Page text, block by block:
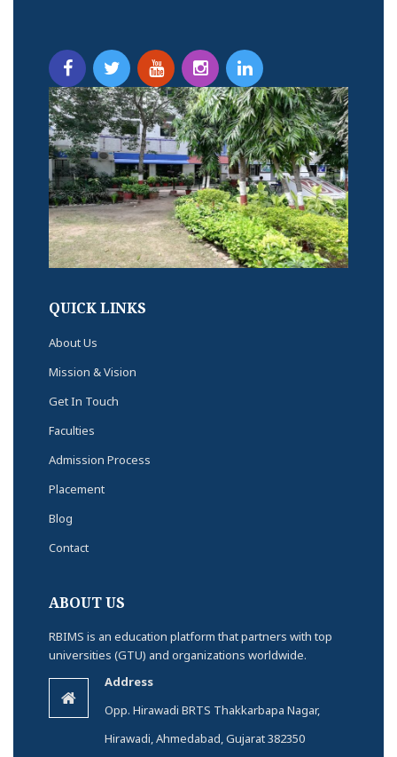
QUICK LINKS
About Us
Mission & Vision
Get In Touch
Faculties
Admission Process
Placement
Blog
Contact
ABOUT US
RBIMS is an education platform that partners with top
universities (GTU) and organizations worldwide.
Address
Opp. Hirawadi BRTS Thakkarbapa Nagar,
Hirawadi, Ahmedabad, Gujarat 382350